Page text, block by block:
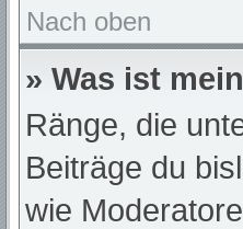
Nach oben
» Was ist
Ränge, die
Beiträge du
wie